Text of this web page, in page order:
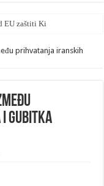
prihvatanja iranskih
gubitka